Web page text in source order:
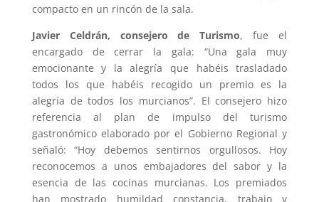
compacto en un rincón de la sala.
Javier Celdrán, consejero de Turismo, fue el
encargado de cerrar la gala: “Una gala muy
emocionante y la alegría que habéis trasladado
todos los que habéis recogido un premio es la
alegría de todos los murcianos”. El consejero hizo
referencia al plan de impulso del turismo
gastronómico elaborado por el Gobierno Regional y
señaló: “Hoy debemos sentirnos orgullosos. Hoy
reconocemos a unos embajadores del sabor y la
esencia de las cocinas murcianas. Los premiados
han mostrado humildad constancia, trabajo y